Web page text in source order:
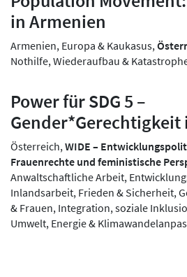
in Armenien
Armenien, Europa & Kaukasus,
Nothilfe, Wiederaufbau &
Power für SDG 5 –
Gender*Gerechtigkeit
Österreich, WIDE –
Frauenrechte und feministische
Anwaltschaftliche Arbeit,
Inlandsarbeit, Frieden & Sicherheit,
& Frauen, Integration, soziale
Umwelt, Energie &